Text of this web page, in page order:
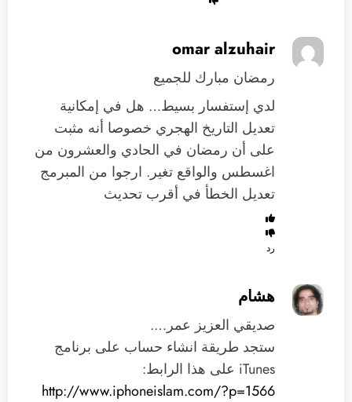
omar alzuhair
رمضان مبارك للجميع
لدي إستفسار بسيط… هل في إمكانية
تعديل التاريخ الهجري خصوصا أنه مثبت
على أن رمضان في الحادي والعشرون من
اغسطس والواقع تغير. ارجوا من المبرمج
تعديل الخطأ في أقرب تحديث
رد
هشام
صديقي العزيز عمر….
ستجد طريقة انشاء حساب على برنامج
iTunes على هذا الرابط:
http://www.iphoneislam.com/?p=1566